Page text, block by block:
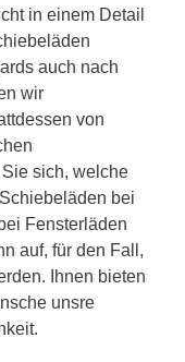
in einem Detail
auch nach
wir
von
sich, welche
bei
Fensterläden
auf, für den Fall,
Ihnen bieten
unsre